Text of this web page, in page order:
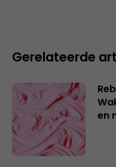
Gerelateerde
en